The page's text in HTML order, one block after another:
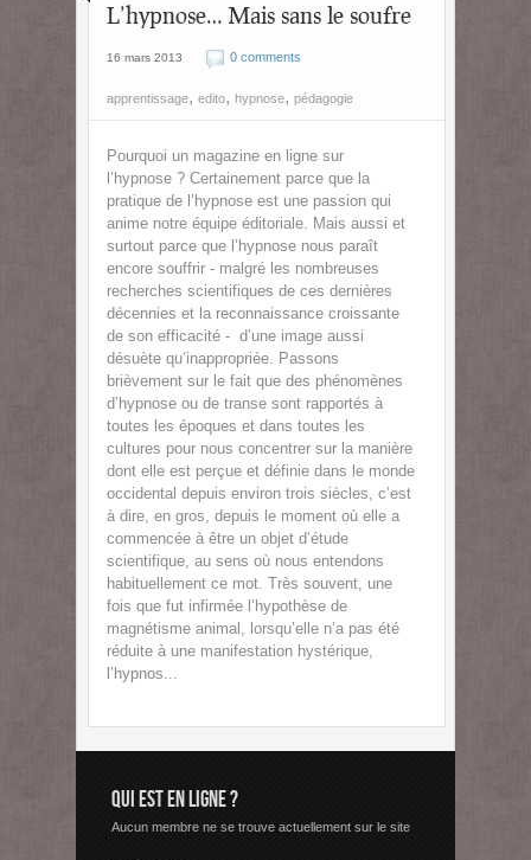
L’hypnose… Mais sans le soufre
16 mars 2013 0 comments
apprentissage, edito, hypnose, pédagogie
Pourquoi un magazine en ligne sur
l’hypnose ? Certainement parce que la
pratique de l’hypnose est une passion qui
anime notre équipe éditoriale. Mais aussi et
surtout parce que l’hypnose nous paraît
encore souffrir - malgré les nombreuses
recherches scientifiques de ces dernières
décennies et la reconnaissance croissante
de son efficacité - d’une image aussi
désuète qu’inappropriée. Passons
brièvement sur le fait que des phénomènes
d’hypnose ou de transe sont rapportés à
toutes les époques et dans toutes les
cultures pour nous concentrer sur la manière
dont elle est perçue et définie dans le monde
occidental depuis environ trois siècles, c’est
à dire, en gros, depuis le moment où elle a
commencée à être un objet d’étude
scientifique, au sens où nous entendons
habituellement ce mot. Très souvent, une
fois que fut infirmée l’hypothèse de
magnétisme animal, lorsqu’elle n’a pas été
réduite à une manifestation hystérique,
l’hypnos...
QUI EST EN LIGNE ?
Aucun membre ne se trouve actuellement sur le site